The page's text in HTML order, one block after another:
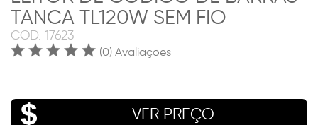
TANCA TL120W SEM FIO
COD. 17623
(0) Avaliações
VER PREÇO